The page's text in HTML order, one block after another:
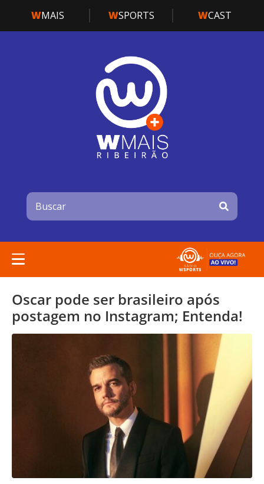
WMAIS WSPORTS WCAST
Oscar pode ser brasileiro após
postagem no Instagram; Entenda!